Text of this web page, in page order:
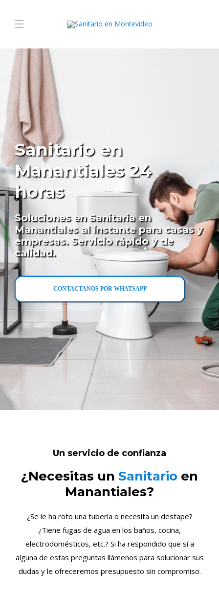
Sanitario en
Manantiales 24
horas
Soluciones en Sanitaria en
Manantiales al instante para casas y
empresas. Servicio rápido y de
calidad.
CONTACTANOS POR WHATSAPP
Un servicio de confianza
¿Necesitas un Sanitario en
Manantiales?
¿Se le ha roto una tubería o necesita un destape?
¿Tiene fugas de agua en los baños, cocina,
electrodomésticos, etc.? Si ha respondido que sí a
alguna de estas preguntas llámenos para solucionar sus
dudas y le ofreceremos presupuesto sin compromiso.